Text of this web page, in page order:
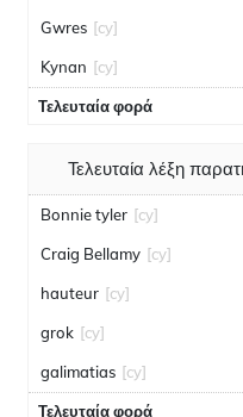
Gwres [cy]
Kynan [cy]
Τελευταία φορά
Τελευταία λέξη
Bonnie tyler [cy]
Craig Bellamy [cy]
hauteur [cy]
grok [cy]
galimatias [cy]
Τελευταία φορά